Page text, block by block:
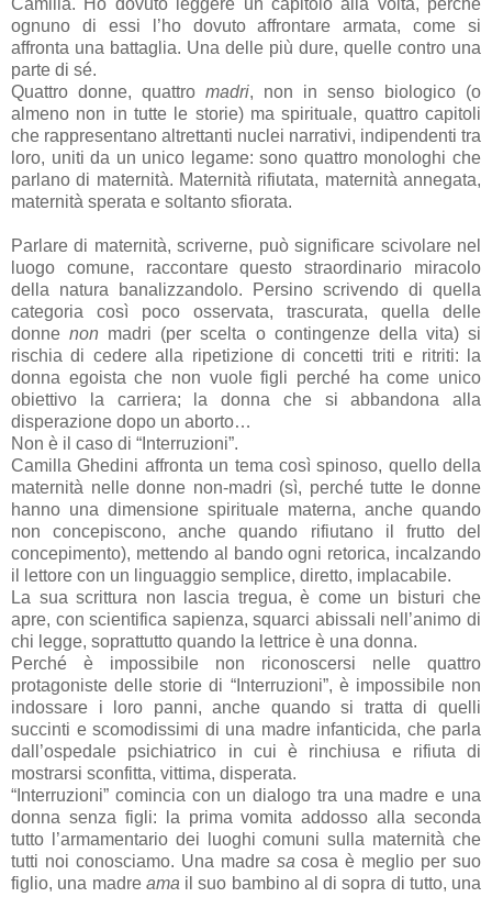
ognuno di essi l’ho dovuto affrontare armata, come si
affronta una battaglia. Una delle più dure, quelle contro una
parte di sé.
Quattro donne, quattro madri, non in senso biologico (o
almeno non in tutte le storie) ma spirituale, quattro capitoli
che rappresentano altrettanti nuclei narrativi, indipendenti tra
loro, uniti da un unico legame: sono quattro monologhi che
parlano di maternità. Maternità rifiutata, maternità annegata,
maternità sperata e soltanto sfiorata.
Parlare di maternità, scriverne, può significare scivolare nel
luogo comune, raccontare questo straordinario miracolo
della natura banalizzandolo. Persino scrivendo di quella
categoria così poco osservata, trascurata, quella delle
donnenon madri (per scelta o contingenze della vita) si
rischia di cedere alla ripetizione di concetti triti e ritriti: la
donna egoista che non vuole figli perché ha come unico
obiettivo la carriera; la donna che si abbandona alla
disperazione dopo un aborto…
Non è il caso di “Interruzioni”.
Camilla Ghedini affronta un tema così spinoso, quello della
maternità nelle donne non-madri (sì, perché tutte le donne
hanno una dimensione spirituale materna, anche quando
non concepiscono, anche quando rifiutano il frutto del
concepimento), mettendo al bando ogni retorica, incalzando
il lettore con un linguaggio semplice, diretto, implacabile.
La sua scrittura non lascia tregua, è come un bisturi che
apre, con scientifica sapienza, squarci abissali nell’animo di
chi legge, soprattutto quando la lettrice è una donna.
Perché è impossibile non riconoscersi nelle quattro
protagoniste delle storie di “Interruzioni”, è impossibile non
indossare i loro panni, anche quando si tratta di quelli
succinti e scomodissimi di una madre infanticida, che parla
dall’ospedale psichiatrico in cui è rinchiusa e rifiuta di
mostrarsi sconfitta, vittima, disperata.
“Interruzioni” comincia con un dialogo tra una madre e una
donna senza figli: la prima vomita addosso alla seconda
tutto l’armamentario dei luoghi comuni sulla maternità che
tutti noi conosciamo. Una madre sa cosa è meglio per suo
figlio, una madre ama il suo bambino al di sopra di tutto, una